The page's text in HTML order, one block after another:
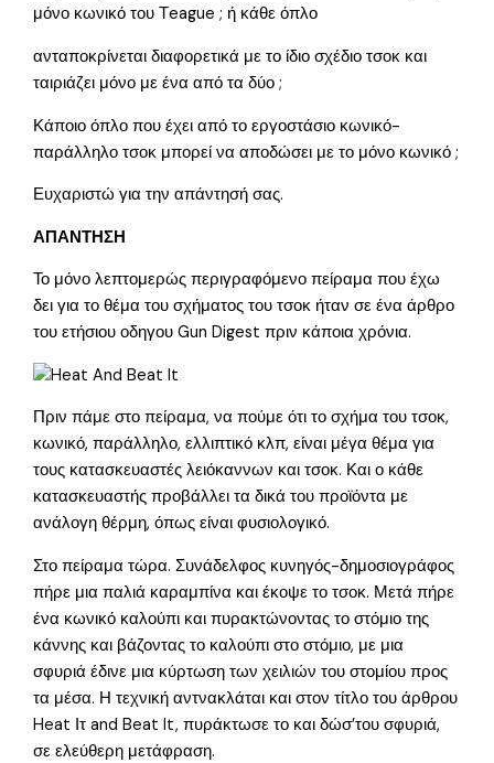
μόνο κωνικό του Τeague ; ή κάθε όπλο
ανταποκρίνεται διαφορετικά με το ίδιο σχέδιο τσοκ και
ταιριάζει μόνο με ένα από τα δύο ;
Κάποιο όπλο που έχει από το εργοστάσιο κωνικό-
παράλληλο τσοκ μπορεί να αποδώσει με το μόνο κωνικό ;
Ευχαριστώ για την απάντησή σας.
ΑΠΑΝΤΗΣΗ
Το μόνο λεπτομερώς περιγραφόμενο πείραμα που έχω
δει για το θέμα του σχήματος του τσοκ ήταν σε ένα άρθρο
του ετήσιου οδηγου Gun Digest πριν κάποια χρόνια.
Πριν πάμε στο πείραμα, να πούμε ότι το σχήμα του τσοκ,
κωνικό, παράλληλο, ελλιπτικό κλπ, είναι μέγα θέμα για
τους κατασκευαστές λειόκαννων και τσοκ. Και ο κάθε
κατασκευαστής προβάλλει τα δικά του προϊόντα με
ανάλογη θέρμη, όπως είναι φυσιολογικό.
Στο πείραμα τώρα. Συνάδελφος κυνηγός-δημοσιογράφος
πήρε μια παλιά καραμπίνα και έκοψε το τσοκ. Μετά πήρε
ένα κωνικό καλούπι και πυρακτώνοντας το στόμιο της
κάννης και βάζοντας το καλούπι στο στόμιο, με μια
σφυριά έδινε μια κύρτωση των χειλιών του στομίου προς
τα μέσα. Η τεχνική αντνακλάται και στον τίτλο του άρθρου
Heat Ιτ and Beat It, πυράκτωσε το και δώσ’του σφυριά,
σε ελεύθερη μετάφραση.